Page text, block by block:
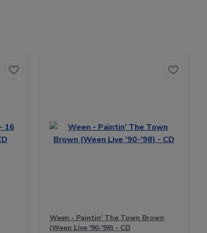
Ween - Paintin' The Town Brown
(Ween Live '90-'98) - CD